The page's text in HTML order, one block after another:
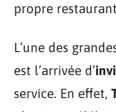
propre
L’une des
est l’arrivée d’
service. En effet,